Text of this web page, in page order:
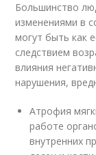
Большинство
изменениями в
могут быть как
следствием
влияния
нарушения,
Атрофия
работе
внутренних